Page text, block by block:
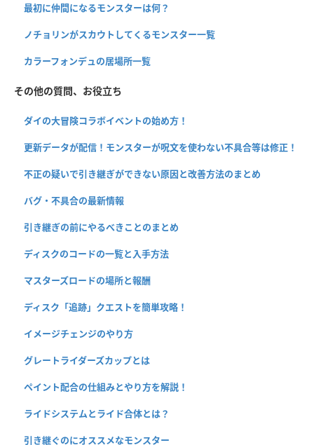
最初に仲間になるモンスターは何？
ノチョリンがスカウトしてくるモンスター一覧
カラーフォンデュの居場所一覧
その他の質問、お役立ち
ダイの大冒険コラボイベントの始め方！
更新データが配信！モンスターが呪文を使わない不具合等は修正！
不正の疑いで引き継ぎができない原因と改善方法のまとめ
バグ・不具合の最新情報
引き継ぎの前にやるべきことのまとめ
ディスクのコードの一覧と入手方法
マスターズロードの場所と報酬
ディスク「追跡」クエストを簡単攻略！
イメージチェンジのやり方
グレートライダーズカップとは
ペイント配合の仕組みとやり方を解説！
ライドシステムとライド合体とは？
引き継ぐのにオススメなモンスター